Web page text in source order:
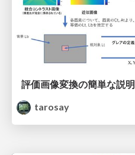
評価画像変換の簡単な説明
tarosay